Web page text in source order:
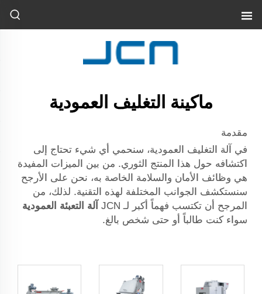
ماكينة التغليف العمودية
مقدمة
في آلة التغليف العمودية، سنحمي أي شيء تحتاج إلى
اكتشافه حول هذا المنتج الثوري. من بين الميزات المفيدة
هي وظائف الأمان والسلامة الخاصة به، نحن على الأرجح
سنستكشف الجوانب المختلفة لهذه التقنية. لذلك، من
المرجح أن تكتسب فهماً أكبر لـ JCN
آلة التعبئة العمودية
سواء كنت طالباً أو حتى شخص بالغ.